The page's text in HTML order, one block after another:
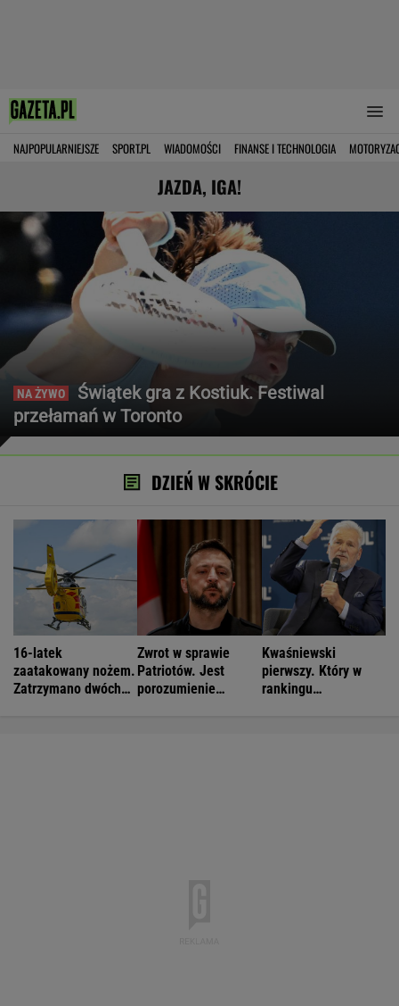
NAJPOPULARNIEJSZE SPORT.PL WIADOMOŚCI FINANSE I TECHNOLOGIA
JAZDA, IGA!
Świątek gra z Kostiuk. Festiwal
przełamań w Toronto
DZIEŃ W SKRÓCIE
16-latek
zaatakowany nożem.
Zatrzymano dwóch
Zwrot w sprawie
Patriotów. Jest
porozumienie
Kwaśniewski
pierwszy. Który w
rankingu